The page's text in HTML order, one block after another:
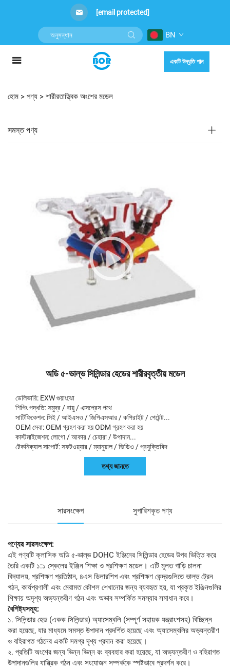
[email protected]
BN
একটি উদ্ধৃতি পান
হোম > পণ্য > শারীরতাত্ত্বিক অংশের মডেল
সমস্ত পণ্য
অডি ৫-ভাল্ভ সিলিন্ডার হেডের শারীরবৃত্তীয় মডেল
ডেলিভারি: EXW গুয়াংঝো
শিপিং পদ্ধতি: সমুদ্র / বায়ু / এক্সপ্রেস পথে
সার্টিফিকেশন: সিই / আইএসও / জিপিএসআর / কপিরাইট / পেটেন্ট...
OEM সেবা: OEM গ্রহণ করা হয় ODM গ্রহণ করা হয়
কাস্টমাইজেশন: লোগো / আকার / চেহারা / উপাদান...
টেকনিক্যাল সাপোর্ট: সফটওয়্যার / ম্যানুয়াল / ভিডিও / প্রযুক্তিবিদ
তথ্য জানতে
সারসংক্ষেপ সুপারিশকৃত পণ্য
পণ্যের সারসংক্ষেপ:
এই পণ্যটি ক্লাসিক অডি ৫-ভাল্ভ DOHC ইঞ্জিনের সিলিন্ডার হেডের উপর ভিত্তি করে
তৈরি একটি ১:১ স্কেলের ইঞ্জিন শিক্ষা ও প্রশিক্ষণ মডেল। এটি মূলত গাড়ি চালনা
বিদ্যালয়, প্রশিক্ষণ প্রতিষ্ঠান, ৪এস ডিলারশিপ এবং প্রশিক্ষণ কেন্দ্রগুলিতে ভাল্ভ ট্রেন
গঠন, কার্যপ্রণালী এবং মেরামত কৌশল শেখানোর জন্য ব্যবহৃত হয়, যা প্রকৃত ইঞ্জিনগুলির
শিক্ষায় অদৃশ্য অভ্যন্তরীণ গঠন এবং অভাব সম্পর্কিত সমস্যার সমাধান করে।
বৈশিষ্ট্যসমূহ:
১. সিলিন্ডার হেড (একক সিলিন্ডার) অ্যাসেম্বলি (সম্পূর্ণ সহায়ক যন্ত্রাংশসহ) বিচ্ছিন্ন
করা হয়েছে, যার মাধ্যমে সমস্ত উপাদান প্রদর্শিত হয়েছে এবং অ্যাসেম্বলির অভ্যন্তরীণ
ও বহিরাগত গঠনের একটি সমগ্র দৃশ্য প্রদান করা হয়েছে।
২. প্রতিটি অংশের জন্য ভিন্ন ভিন্ন রং ব্যবহার করা হয়েছে, যা অভ্যন্তরীণ ও বহিরাগত
উপাদানগুলির যান্ত্রিক গঠন এবং সংযোজন সম্পর্ককে স্পষ্টভাবে প্রদর্শন করে।